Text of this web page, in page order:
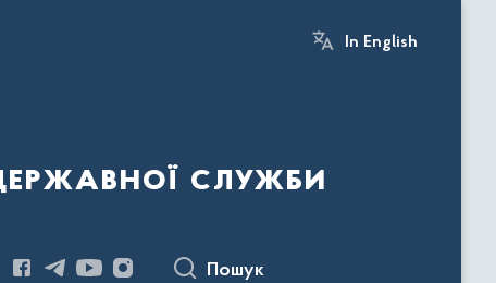
In English
служби
Пошук